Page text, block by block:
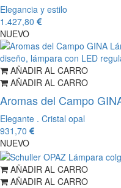
Elegancia y estilo
1.427,80
NUEVO
AÑADIR AL CARRO
AÑADIR AL CARRO
Aromas del Campo
Elegante . Cristal opal
931,70
NUEVO
AÑADIR AL CARRO
AÑADIR AL CARRO